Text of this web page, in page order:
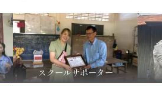
スクールサポーター